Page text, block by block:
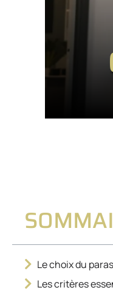
Le choix du
Les critères